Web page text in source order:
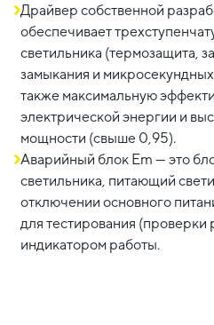
Драйвер собственной
обеспечивает
светильника (термозащита,
замыкания и
также максимальную
электрической энергии и
мощности (свыше 0,95).
Аварийный блок Em — это
светильника, питающий
отключении основного
для тестирования (проверки
индикатором работы.